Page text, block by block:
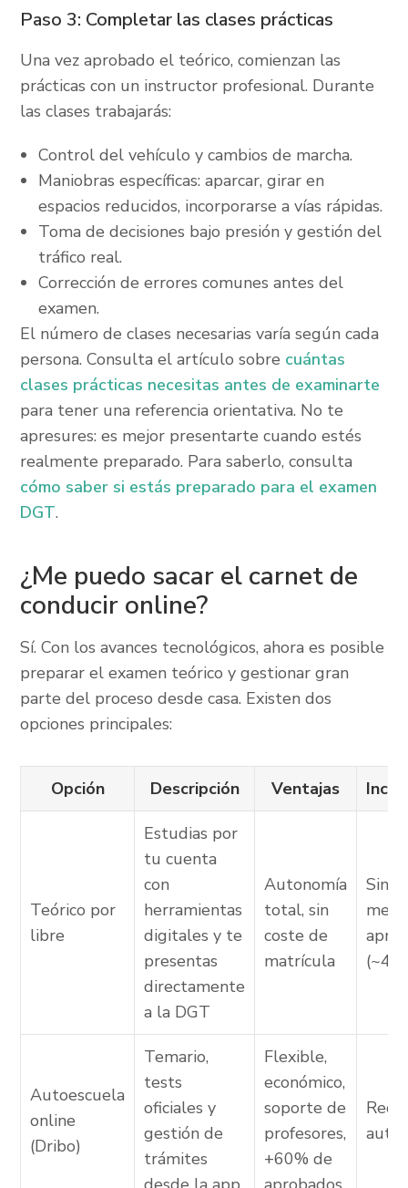
Paso 3: Completar las clases prácticas
Una vez aprobado el teórico, comienzan las
prácticas con un instructor profesional. Durante
las clases trabajarás:
Control del vehículo y cambios de marcha.
Maniobras específicas: aparcar, girar en
espacios reducidos, incorporarse a vías rápidas.
Toma de decisiones bajo presión y gestión del
tráfico real.
Corrección de errores comunes antes del
examen.
El número de clases necesarias varía según cada
persona. Consulta el artículo sobre cuántas
clases prácticas necesitas antes de examinarte
para tener una referencia orientativa. No te
apresures: es mejor presentarte cuando estés
realmente preparado. Para saberlo, consulta
cómo saber si estás preparado para el examen
DGT.
¿Me puedo sacar el carnet de
conducir online?
Sí. Con los avances tecnológicos, ahora es posible
preparar el examen teórico y gestionar gran
parte del proceso desde casa. Existen dos
opciones principales:
Opción Descripción Ventajas
Teórico por
libre
Estudias por
tu cuenta
con
herramientas
digitales y te
presentas
directamente
a la DGT
Autonomía
total, sin
coste de
matrícula
Sin
Autoescuela
online
(Dribo)
Temario,
tests
oficiales y
gestión de
trámites
Flexible,
económico,
soporte de
profesores,
+60% de